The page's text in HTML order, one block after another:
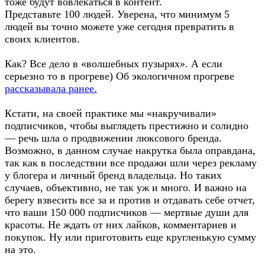
Представьте 100 людей. Уверена, что минимум 5
людей вы точно можете уже сегодня превратить в
своих клиентов.
Как? Все дело в «волшебных пузырях». А если
серьезно то в прогреве) Об экологичном прогреве
рассказывала ранее.
Кстати, на своей практике мы «накручивали»
подписчиков, чтобы выглядеть престижно и солидно
— речь шла о продвижении люксового бренда.
Возможно, в данном случае накрутка была оправдана,
так как в последствии все продажи шли через рекламу
у блогера и личный бренд владельца. Но таких
случаев, объективно, не так уж и много. И важно на
берегу взвесить все за и против и отдавать себе отчет,
что ваши 150 000 подписчиков — мертвые души для
красоты. Не ждать от них лайков, комментариев и
покупок. Ну или приготовить еще кругленькую сумму
на это.